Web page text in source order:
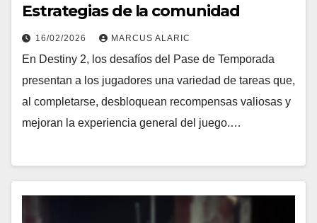
Estrategias de la comunidad
16/02/2026 MARCUS ALARIC
En Destiny 2, los desafíos del Pase de Temporada
presentan a los jugadores una variedad de tareas que,
al completarse, desbloquean recompensas valiosas y
mejoran la experiencia general del juego.…